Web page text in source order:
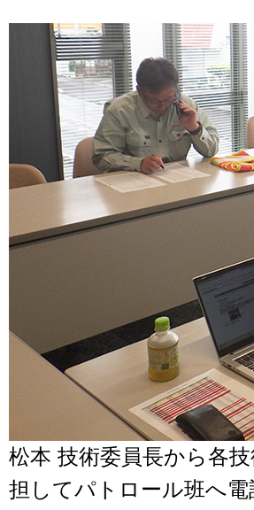
松本 技術委員長から各
担してパトロール班へ